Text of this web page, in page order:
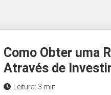
Como Obter uma
Através de
Leitura: 3 min